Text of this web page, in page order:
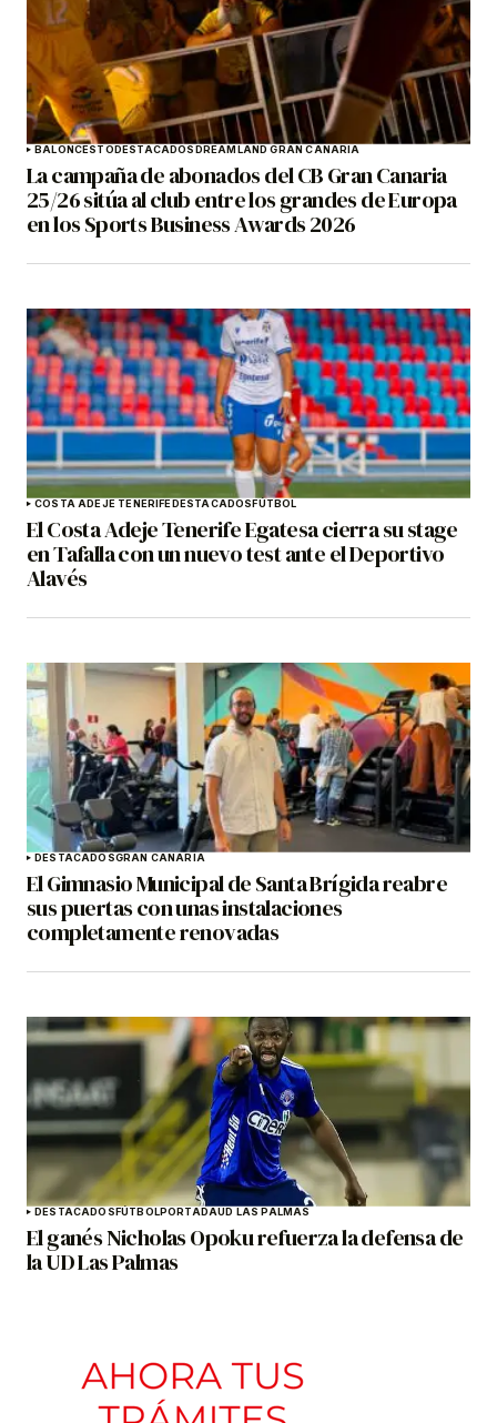
BALONCESTODESTACADOSDREAMLAND GRAN CANARIA
La campaña de abonados del CB Gran Canaria
25/26 sitúa al club entre los grandes de Europa
en los Sports Business Awards 2026
COSTA ADEJE TENERIFEDESTACADOSFÚTBOL
El Costa Adeje Tenerife Egatesa cierra su stage
en Tafalla con un nuevo test ante el Deportivo
Alavés
DESTACADOSGRAN CANARIA
El Gimnasio Municipal de Santa Brígida reabre
sus puertas con unas instalaciones
completamente renovadas
DESTACADOSFÚTBOLPORTADAUD LAS PALMAS
El ganés Nicholas Opoku refuerza la defensa de
la UD Las Palmas